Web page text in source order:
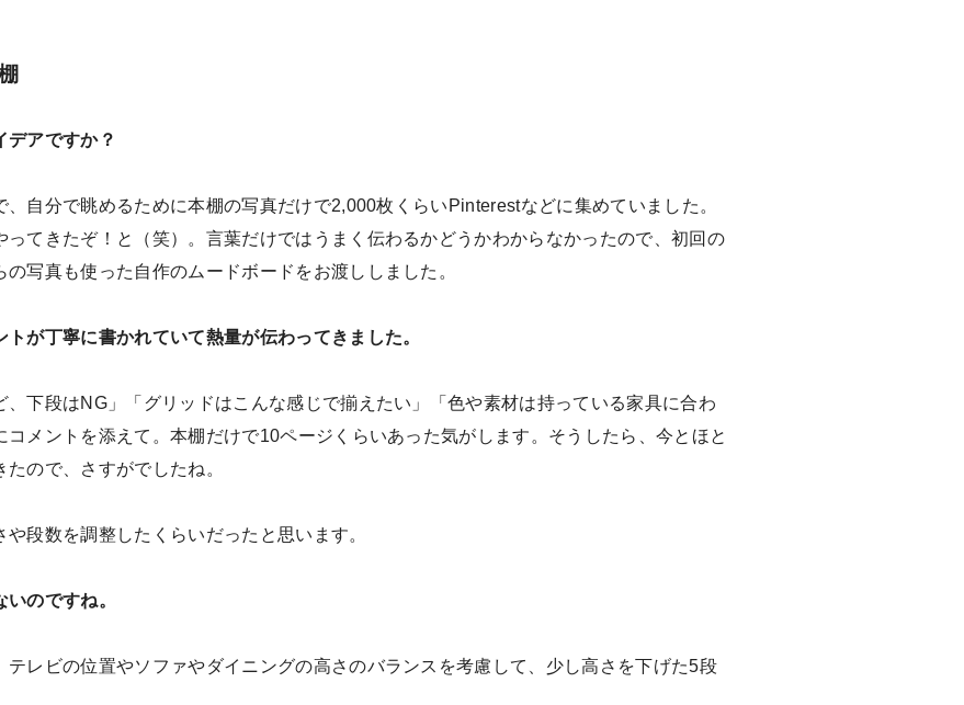
アですか？
自分で眺めるために本棚の写真だけで2,000枚くらいPinterestなどに集めていました。
てきたぞ！と（笑）。言葉だけではうまく伝わるかどうかわからなかったので、初回の
写真も使った自作のムードボードをお渡ししました。
が丁寧に書かれていて熱量が伝わってきました。
、下段はNG」「グリッドはこんな感じで揃えたい」「色や素材は持っている家具に合わ
メントを添えて。本棚だけで10ページくらいあった気がします。そうしたら、今とほと
ので、さすがでしたね。
段数を調整したくらいだったと思います。
のですね。
テレビの位置やソファやダイニングの高さのバランスを考慮して、少し高さを下げた5段